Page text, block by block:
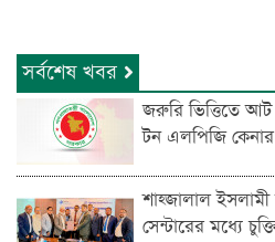
সর্বশেষ খবর
জরুরি ভিত্তিতে
টন এলপিজি
শাহ্জালাল ইসলামী
সেন্টারের মধ্যে